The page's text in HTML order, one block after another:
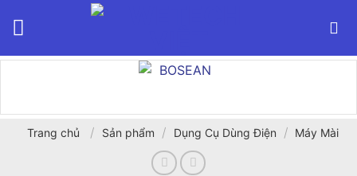
Trang chủ / Sản phẩm / Dụng Cụ Dùng Điện / Máy Mài